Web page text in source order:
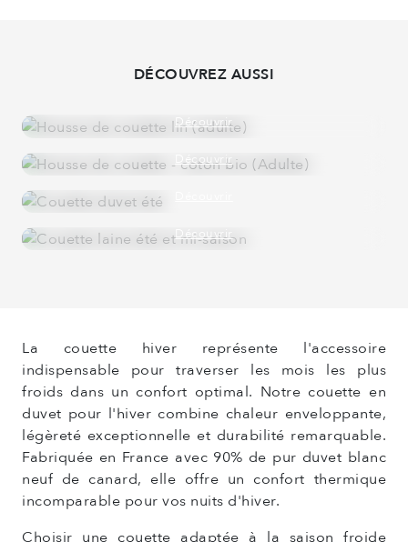
DÉCOUVREZ AUSSI
Découvrir
HOUSSE DE COUETTE
Découvrir
COUETTE DUVET ÉTÉ
COUETTE LAINE ÉTÉ ET MI-SAISON
Découvrir
La couette hiver représente l'accessoire
indispensable pour traverser les mois les plus
froids dans un confort optimal. Notre couette en
duvet pour l'hiver combine chaleur enveloppante,
légèreté exceptionnelle et durabilité remarquable.
Fabriquée en France avec 90% de pur duvet blanc
neuf de canard, elle offre un confort thermique
incomparable pour vos nuits d'hiver.
Choisir une couette adaptée à la saison froide